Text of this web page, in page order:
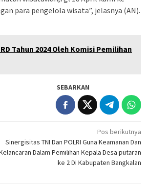
para pengelola wisata”, jelasnya (AN).
Tahun 2024 Oleh Komisi Pemilihan
SEBARKAN
Pos berikutnya
Sinergisitas TNI Dan POLRI Guna Keamanan Dan
Dalam Pemilihan Kepala Desa putaran
ke 2 Di Kabupaten Bangkalan